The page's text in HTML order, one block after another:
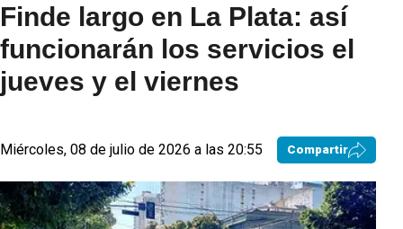
Finde largo en La Plata: así
funcionarán los servicios el
jueves y el viernes
Miércoles, 08 de julio de 2026 a las 20:55 Compartir